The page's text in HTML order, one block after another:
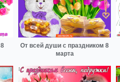
От всей души с праздником 8
марта